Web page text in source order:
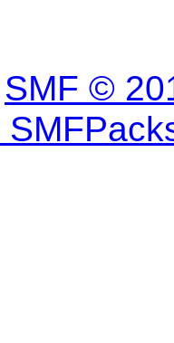
SMF ©